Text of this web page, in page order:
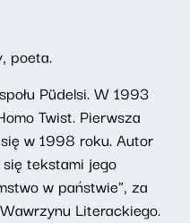
poeta.
Püdelsi. W 1993
Twist. Pierwsza
w 1998 roku. Autor
tekstami jego
w państwie", za
Literackiego.